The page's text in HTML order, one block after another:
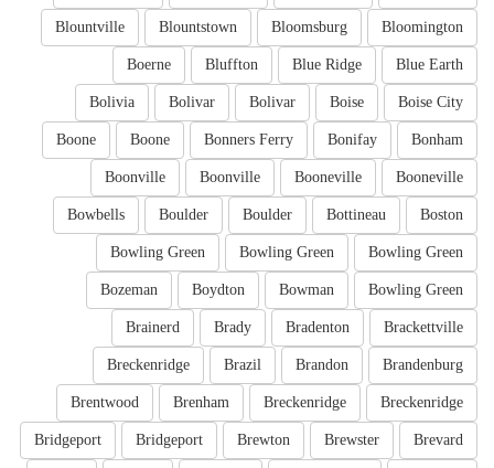
Bloomington
Bloomsburg
Blountstown
Blountville
Blue Earth
Blue Ridge
Bluffton
Boerne
Boise City
Boise
Bolivar
Bolivar
Bolivia
Bonham
Bonifay
Bonners Ferry
Boone
Boone
Booneville
Booneville
Boonville
Boonville
Boston
Bottineau
Boulder
Boulder
Bowbells
Bowling Green
Bowling Green
Bowling Green
Bowling Green
Bowman
Boydton
Bozeman
Brackettville
Bradenton
Brady
Brainerd
Brandenburg
Brandon
Brazil
Breckenridge
Breckenridge
Breckenridge
Brenham
Brentwood
Brevard
Brewster
Brewton
Bridgeport
Bridgeport